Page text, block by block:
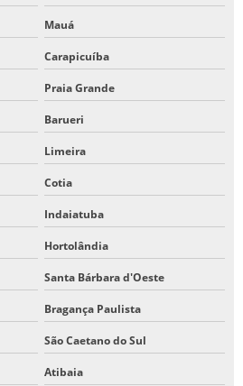
Mauá
Carapicuíba
Praia Grande
Barueri
Limeira
Cotia
Indaiatuba
Hortolândia
Santa Bárbara d'Oeste
Bragança Paulista
São Caetano do Sul
Atibaia